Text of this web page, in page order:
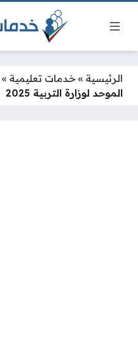
الرئيسية » خدمات تعليمية »
الموحد لوزارة التربية 2025